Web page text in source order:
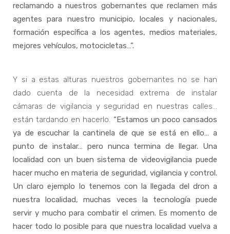
reclamando a nuestros gobernantes que reclamen más
agentes para nuestro municipio, locales y nacionales,
formación específica a los agentes, medios materiales,
mejores vehículos, motocicletas…”.
Y si a estas alturas nuestros gobernantes no se han
dado cuenta de la necesidad extrema de instalar
cámaras de vigilancia y seguridad en nuestras calles…
están tardando en hacerlo. “Estamos un poco cansados
ya de escuchar la cantinela de que se está en ello… a
punto de instalar… pero nunca termina de llegar. Una
localidad con un buen sistema de videovigilancia puede
hacer mucho en materia de seguridad, vigilancia y control.
Un claro ejemplo lo tenemos con la llegada del dron a
nuestra localidad, muchas veces la tecnología puede
servir y mucho para combatir el crimen. Es momento de
hacer todo lo posible para que nuestra localidad vuelva a